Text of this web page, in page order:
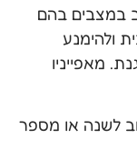
במצבים בהם
ולהימנע
מאפייניו
לשנה או מספר